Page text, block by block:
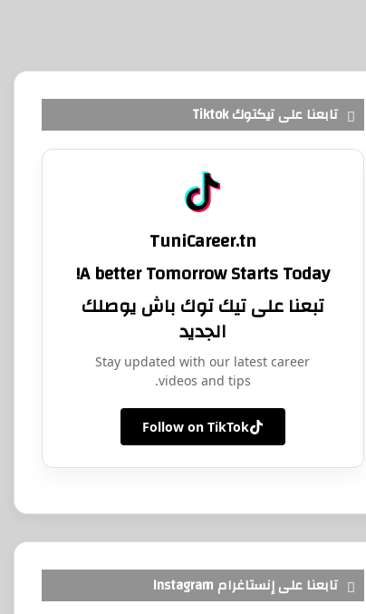
تابعنا على تيكتوك Tiktok
TuniCareer.tn
A better Tomorrow Starts Today!
تبعنا على تيك توك باش يوصلك
الجديد
Stay updated with our latest career
videos and tips.
Follow on TikTok
تابعنا على إنستاغرام Instagram